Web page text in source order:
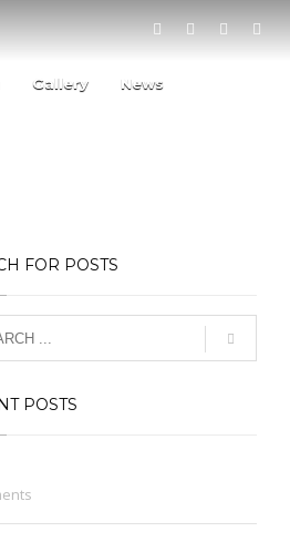
Gallery News
FOR POSTS
POSTS